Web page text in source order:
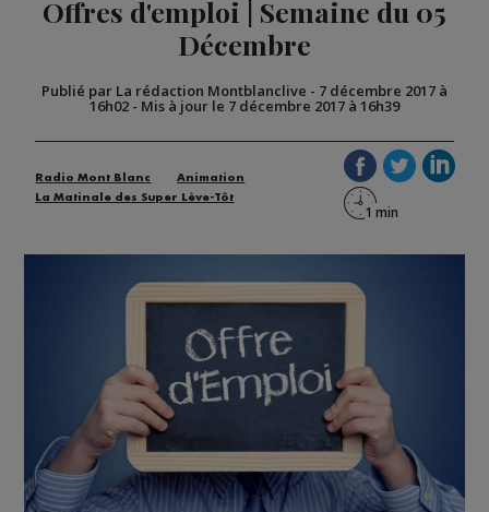
Offres d'emploi | Semaine du 05
Décembre
Publié par La rédaction Montblanclive - 7 décembre 2017 à
16h02 - Mis à jour le 7 décembre 2017 à 16h39
Radio Mont Blanc
Animation
La Matinale des Super Lève-Tôt